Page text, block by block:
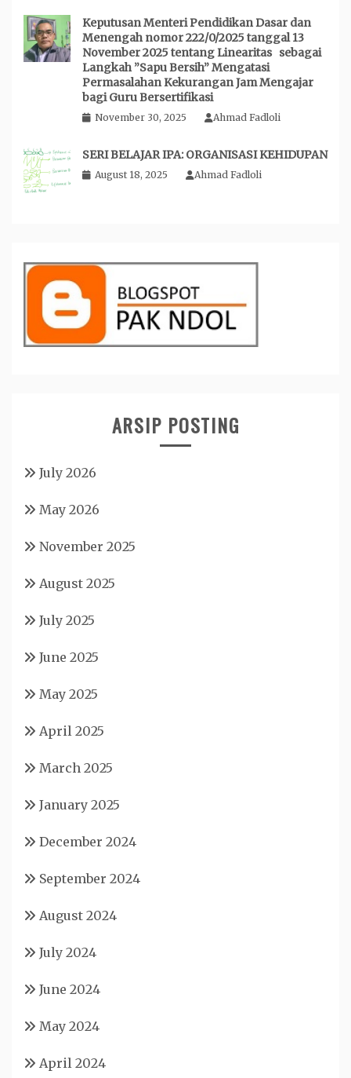
Keputusan Menteri Pendidikan Dasar dan
Menengah nomor 222/0/2025 tanggal 13
November 2025 tentang Linearitas sebagai
Langkah ”Sapu Bersih” Mengatasi
Permasalahan Kekurangan Jam Mengajar
bagi Guru Bersertifikasi
November 30, 2025 Ahmad Fadloli
SERI BELAJAR IPA: ORGANISASI KEHIDUPAN
August 18, 2025 Ahmad Fadloli
ARSIP POSTING
July 2026
May 2026
November 2025
August 2025
July 2025
June 2025
May 2025
April 2025
March 2025
January 2025
December 2024
September 2024
August 2024
July 2024
June 2024
May 2024
April 2024